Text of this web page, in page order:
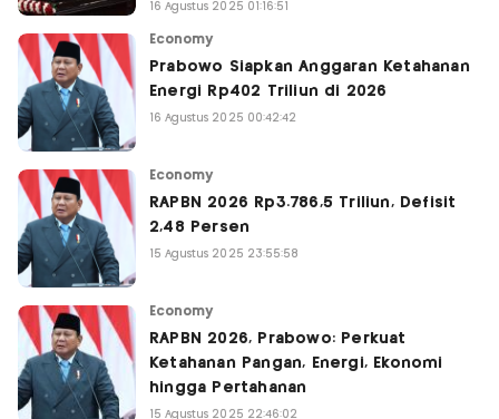
16 Agustus 2025 01:16:51
Economy
Prabowo Siapkan Anggaran Ketahanan
Energi Rp402 Triliun di 2026
16 Agustus 2025 00:42:42
Economy
RAPBN 2026 Rp3.786,5 Triliun, Defisit
2,48 Persen
15 Agustus 2025 23:55:58
Economy
RAPBN 2026, Prabowo: Perkuat
Ketahanan Pangan, Energi, Ekonomi
hingga Pertahanan
15 Agustus 2025 22:46:02